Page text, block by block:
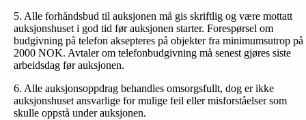
5. Alle forhåndsbud til auksjonen må gis skriftlig og være mottatt
auksjonshuset i god tid før auksjonen starter. Forespørsel om
budgivning på telefon aksepteres på objekter fra minimumsutrop på
2000 NOK. Avtaler om telefonbud­givning må senest gjøres siste
arbeidsdag før auksjonen.
6. Alle auksjonsoppdrag behandles omsorgsfullt, dog er ikke
auksjonshuset ansvarlige for mulige feil eller misforståelser som
skulle oppstå under auksjonen.